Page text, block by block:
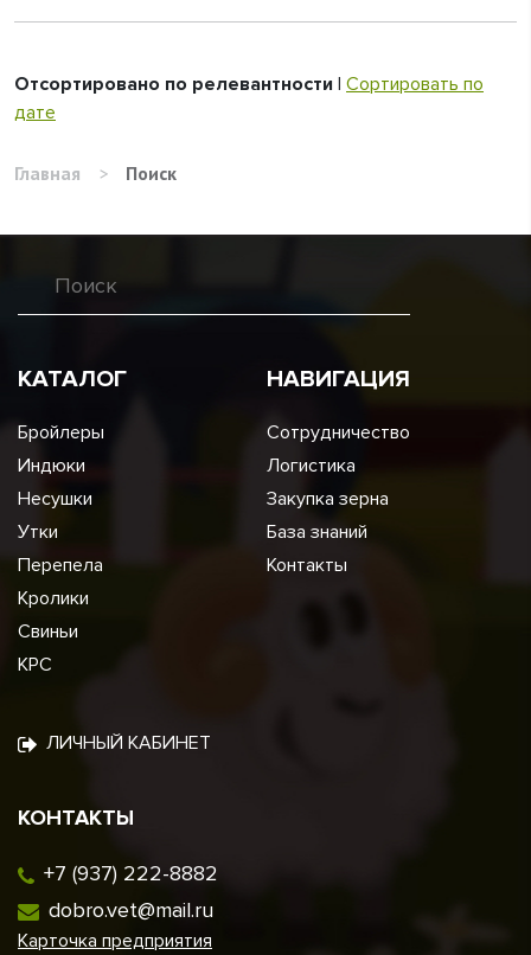
Отсортировано по релевантности | Сортировать по
дате
Главная > Поиск
КАТАЛОГ
Бройлеры
Индюки
Несушки
Утки
Перепела
Кролики
Свиньи
КРС
НАВИГАЦИЯ
Сотрудничество
Логистика
Закупка зерна
База знаний
Контакты
ЛИЧНЫЙ КАБИНЕТ
КОНТАКТЫ
+7 (937) 222-8882
dobro.vet@mail.ru
Карточка предприятия